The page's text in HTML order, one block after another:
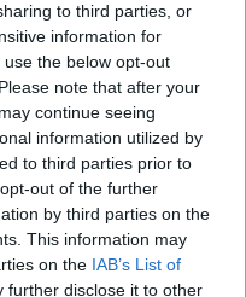
to third parties, or
information for
the below opt-out
note that after your
continue seeing
information utilized by
to third parties prior to
out of the further
by third parties on the
This information may
on the IAB’s List of
further disclose it to other
proprio percorso formativo
sul tema dell’IoT e con la
a sviluppare anche la
problemi –ha aggiunto il
per gli studenti e
di Pisa – L’importante
gli studenti triennali
laurea magistrale, che apre
che i giovani